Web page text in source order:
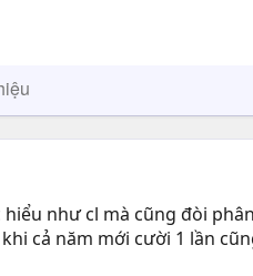
như cl mà cũng đòi
cả năm mới cười 1 lần